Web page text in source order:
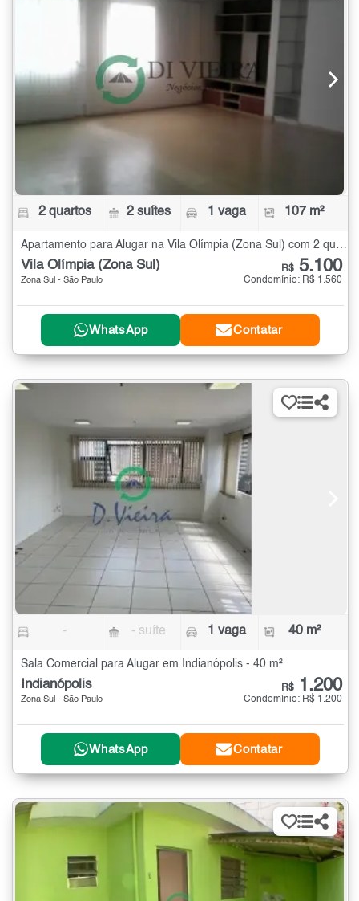
2 quartos 2 suítes 1 vaga 107 m²
Vila Olímpia (Zona Sul)
Zona Sul - São Paulo
R$ 5.100
Condomínio: R$ 1.560
WhatsApp Contatar
- - suíte 1 vaga 40 m²
Sala Comercial para Alugar em Indianópolis - 40 m²
Indianópolis
Zona Sul - São Paulo
R$ 1.200
Condomínio: R$ 1.200
WhatsApp Contatar